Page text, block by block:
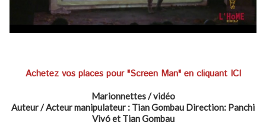
Achetez vos places pour "Screen Man" en cliquant ICI
Marionnettes / vidéo
Auteur / Acteur manipulateur : Tian Gombau Direction: Panchi
Vivó et Tian Gombau